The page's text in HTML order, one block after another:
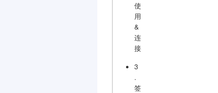
使
用
&
连
接
3
.
签